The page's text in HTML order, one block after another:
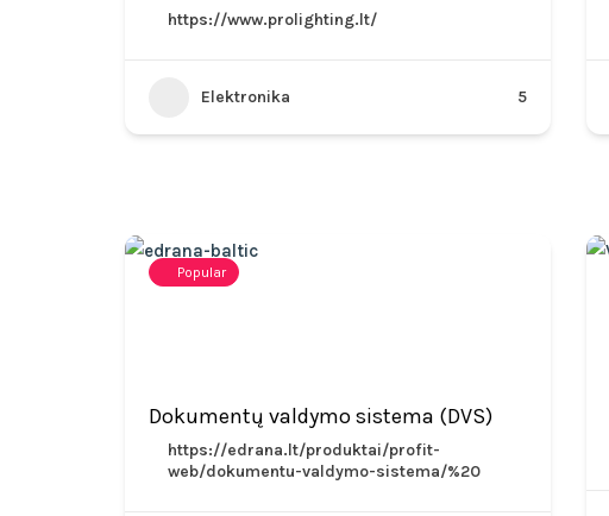
https://www.prolighting.lt/
Elektronika 5
Popular
Dokumentų valdymo sistema (DVS)
https://edrana.lt/produktai/profit-
web/dokumentu-valdymo-sistema/%20